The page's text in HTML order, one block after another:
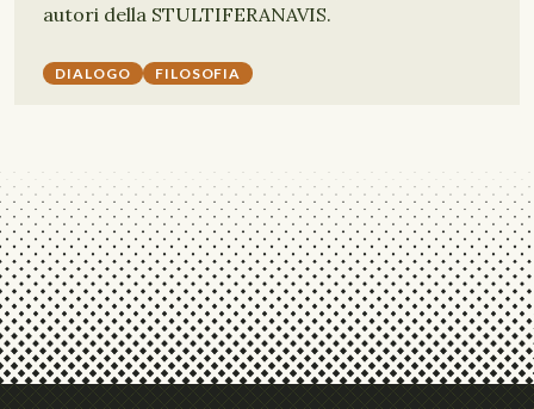
autori della STULTIFERANAVIS.
DIALOGO FILOSOFIA